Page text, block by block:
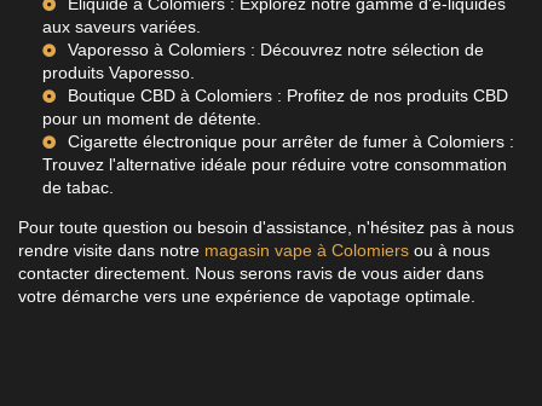
aux saveurs variées.
Vaporesso à Colomiers : Découvrez notre sélection de
produits Vaporesso.
Boutique CBD à Colomiers : Profitez de nos produits CBD
pour un moment de détente.
Cigarette électronique pour arrêter de fumer à Colomiers :
Trouvez l'alternative idéale pour réduire votre consommation
de tabac.
Pour toute question ou besoin d'assistance, n'hésitez pas à nous
rendre visite dans notre magasin vape à Colomiers ou à nous
contacter directement. Nous serons ravis de vous aider dans
votre démarche vers une expérience de vapotage optimale.